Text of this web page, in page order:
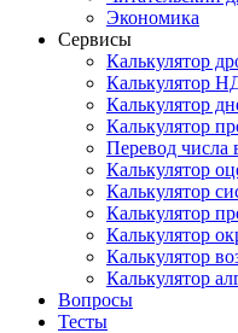
Экономика
Сервисы
Калькулятор
Калькулятор
Калькулятор
Калькулятор
Перевод числа
Калькулятор
Калькулятор
Калькулятор
Калькулятор
Калькулятор
Калькулятор
Вопросы
Тесты